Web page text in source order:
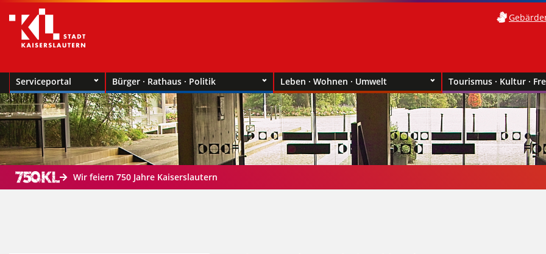
Serviceportal Bürger · Rathaus · Politik Leben · Wohnen · Umwelt Tourismus · Kultur ·
Wir feiern 750 Jahre Kaiserslautern